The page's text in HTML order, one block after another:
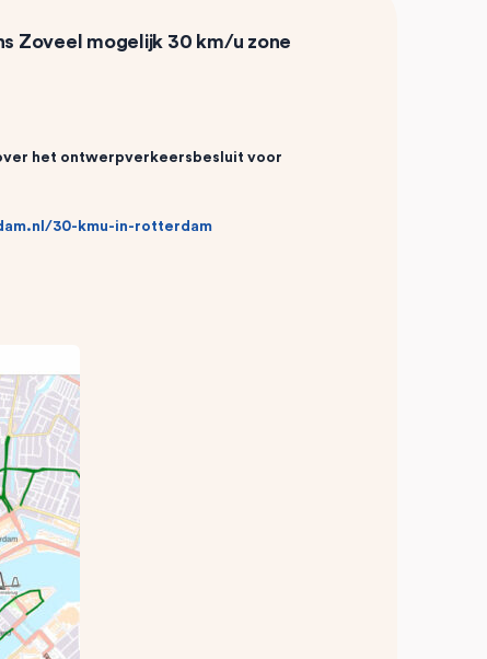
Zoveel mogelijk 30 km/u zone
het ontwerpverkeersbesluit voor
30-kmu-in-rotterdam